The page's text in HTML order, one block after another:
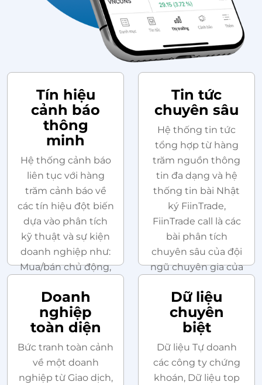
Tín hiệu
cảnh báo
thông
minh
Hệ thống cảnh báo
liên tục với hàng
trăm cảnh báo về
các tín hiệu đột biến
dựa vào phân tích
kỹ thuật và sự kiện
doanh nghiệp như:
Mua/bán chủ động,
Tăng giá liên tiếp
nhiều phiên, Lợi
nhuận bứt phá …
Doanh
nghiệp
toàn diện
Bức tranh toàn cảnh
về một doanh
nghiệp từ Giao dịch,
Tin tức
chuyên sâu
Hệ thống tin tức
tổng hợp từ hàng
trăm nguồn thông
tin đa dạng và hệ
thống tin bài Nhật
ký FiinTrade,
FiinTrade call là các
bài phân tích
chuyên sâu của đội
ngũ chuyên gia của
trường và cổ phiếu
Dữ liệu
chuyên
biệt
Dữ liệu Tự doanh
các công ty chứng
khoán, Dữ liệu top